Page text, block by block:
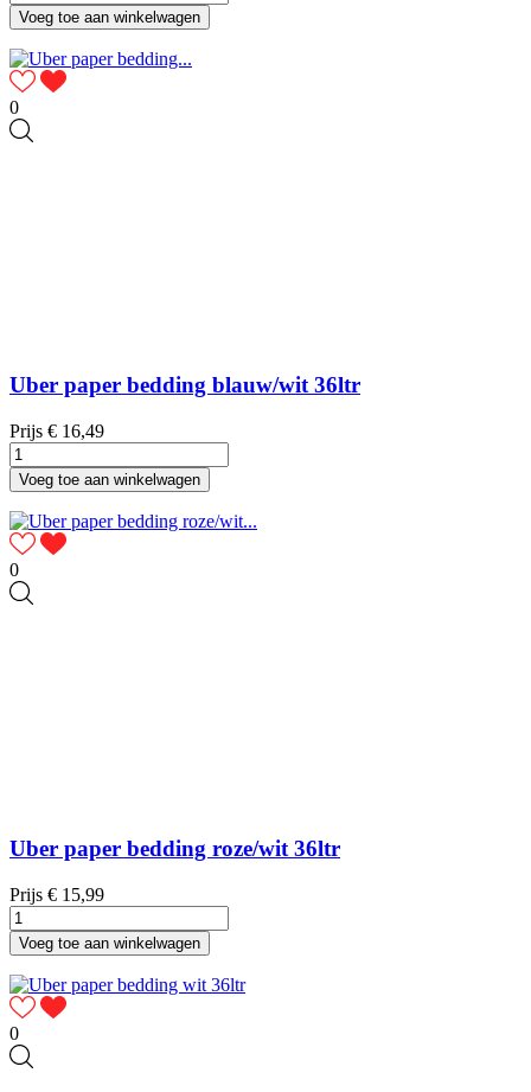
Voeg toe aan winkelwagen
0
Uber paper bedding blauw/wit 36ltr
Prijs € 16,49
Voeg toe aan winkelwagen
0
Uber paper bedding roze/wit 36ltr
Prijs € 15,99
Voeg toe aan winkelwagen
0